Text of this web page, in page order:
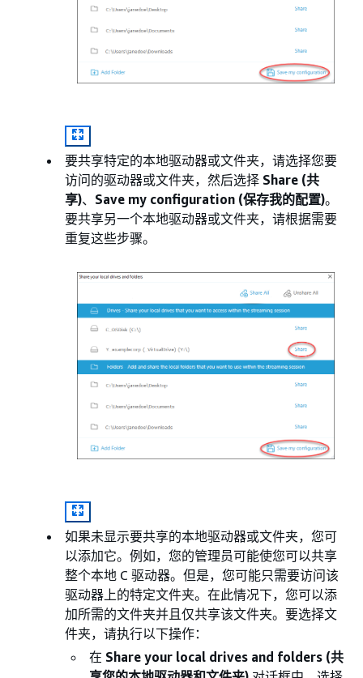
要共享特定的本地驱动器或文件夹，请选择您要
访问的驱动器或文件夹，然后选择 Share (共
享)、 Save my configuration (保存我的配置)。
要共享另一个本地驱动器或文件夹，请根据需要
重复这些步骤。
如果未显示要共享的本地驱动器或文件夹，您可
以添加它。例如，您的管理员可能使您可以共享
整个本地 C 驱动器。但是，您可能只需要访问该
驱动器上的特定文件夹。在此情况下，您可以添
加所需的文件夹并且仅共享该文件夹。要选择文
件夹，请执行以下操作：
在 Share your local drives and folders (共